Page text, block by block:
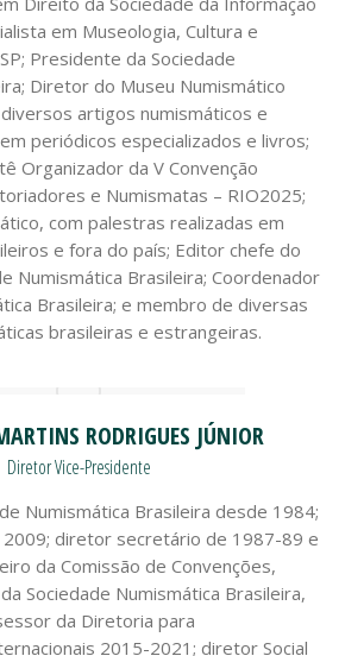
em Museologia, Cultura e
Presidente da Sociedade
Diretor do Museu Numismático
artigos numismáticos e
periódicos especializados e livros;
Organizador da V Convenção
e Numismatas – RIO2025;
com palestras realizadas em
e fora do país; Editor chefe do
Numismática Brasileira; Coordenador
Brasileira; e membro de diversas
brasileiras e estrangeiras.
RODRIGUES JÚNIOR
Diretor Vice-Presidente
Numismática Brasileira desde 1984;
diretor secretário de 1987-89 e
da Comissão de Convenções,
Sociedade Numismática Brasileira,
da Diretoria para
2015-2021; diretor Social